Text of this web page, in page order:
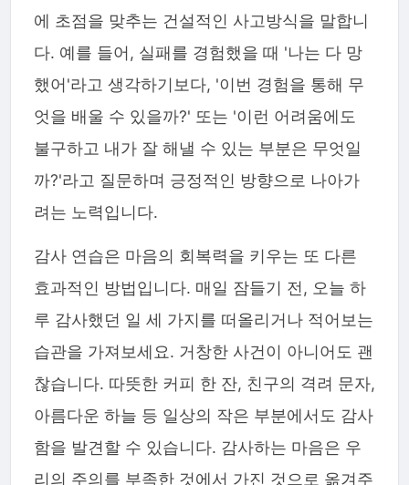
에 초점을 맞추는 건설적인 사고방식을 말합니
다. 예를 들어, 실패를 경험했을 때 '나는 다 망
했어'라고 생각하기보다, '이번 경험을 통해 무
엇을 배울 수 있을까?' 또는 '이런 어려움에도
불구하고 내가 잘 해낼 수 있는 부분은 무엇일
까?'라고 질문하며 긍정적인 방향으로 나아가
려는 노력입니다.
감사 연습은 마음의 회복력을 키우는 또 다른
효과적인 방법입니다. 매일 잠들기 전, 오늘 하
루 감사했던 일 세 가지를 떠올리거나 적어보는
습관을 가져보세요. 거창한 사건이 아니어도 괜
찮습니다. 따뜻한 커피 한 잔, 친구의 격려 문자,
아름다운 하늘 등 일상의 작은 부분에서도 감사
함을 발견할 수 있습니다. 감사하는 마음은 우
리의 주의를 부족한 것에서 가진 것으로 옮겨주